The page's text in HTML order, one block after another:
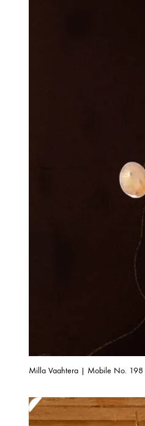
Milla Vaahtera | Mobile No. 198